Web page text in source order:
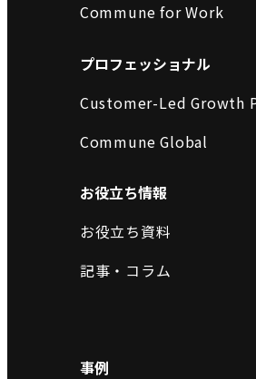
Commune for Work
プロフェッショナル
Customer-Led Growth
Commune Global
お役立ち情報
お役立ち資料
記事・コラム
事例